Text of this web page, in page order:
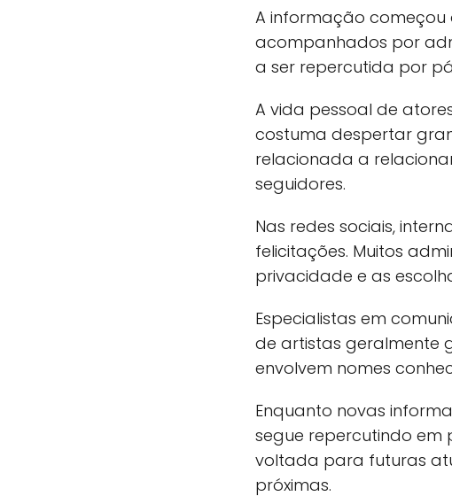
A informação
acompanhados por
a ser repercutida por
A vida pessoal de
costuma despertar
relacionada a
seguidores.
Nas redes sociais,
felicitações. Muitos
privacidade e as
Especialistas em
de artistas geralmente
envolvem nomes
Enquanto novas
segue repercutindo em
voltada para futuras
próximas.